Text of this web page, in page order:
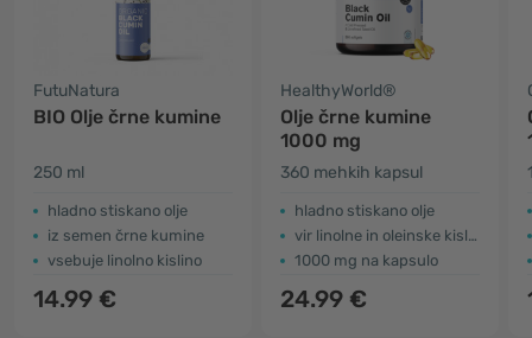
FutuNatura
BIO Olje črne kumine
250 ml
hladno stiskano olje
iz semen črne kumine
vsebuje linolno kislino
14.99 €
HealthyWorld®
Olje črne kumine
1000 mg
360 mehkih kapsul
hladno stiskano olje
vir linolne in oleinske kisline
1000 mg na kapsulo
24.99 €